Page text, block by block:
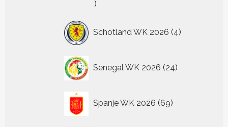
4
Schotland WK 2026 4
producten
Senegal WK 2026 24
producten
Spanje WK 2026 69
producten